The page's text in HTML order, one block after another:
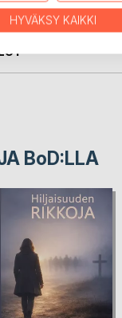
BoD:LLA
HYVÄKSY KAIKKI